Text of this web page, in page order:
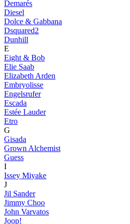
Demarés
Diesel
Dolce & Gabbana
Dsquared2
Dunhill
E
Eight & Bob
Elie Saab
Elizabeth Arden
Embryolisse
Engelsrufer
Escada
Estée Lauder
Etro
G
Gisada
Grown Alchemist
Guess
I
Issey Miyake
J
Jil Sander
Jimmy Choo
John Varvatos
Joop!